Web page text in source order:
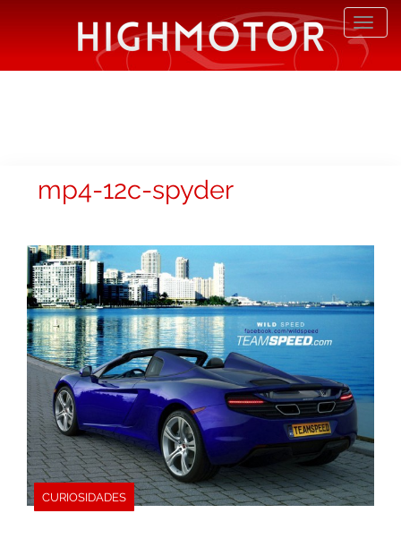
mp4-12c-spyder
CURIOSIDADES